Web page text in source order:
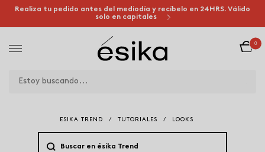
Realiza tu pedido antes del mediodía y recíbelo en 24HRS. Válido
solo en capitales
0
ESIKA TREND / TUTORIALES / LOOKS